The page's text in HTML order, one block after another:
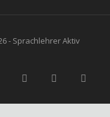
- Sprachlehrer Aktiv